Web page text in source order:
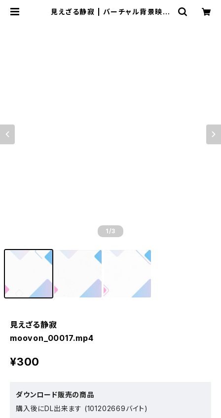
見えざる静寂 | バーチャル背景映像
1 /3
見えざる静寂
moovon_00017.mp4
¥300
ダウンロード販売の商品
購入後にDL出来ます (101202669バイト)